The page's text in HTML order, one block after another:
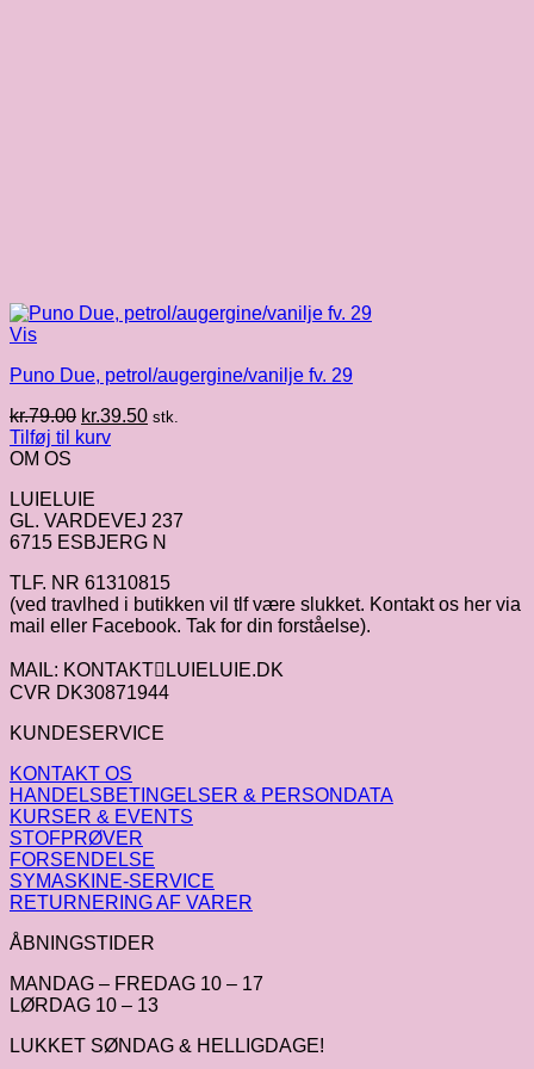
Vis
Puno Due, petrol/augergine/vanilje fv. 29
kr.79.00 Den
oprindelige
kr.79.00.
kr.39.50Den
stk.
Tilføj til kurv
OM OS
LUIELUIE
GL. VARDEVEJ 237
6715 ESBJERG N
TLF. NR 61310815
(ved travlhed i butikken vil tlf være slukket. Kontakt os her via
mail eller Facebook. Tak for din forståelse).
MAIL: KONTAKTLUIELUIE.DK
CVR DK30871944
KUNDESERVICE
KONTAKT OS
HANDELSBETINGELSER & PERSONDATA
KURSER & EVENTS
STOFPRØVER
FORSENDELSE
SYMASKINE-SERVICE
RETURNERING AF VARER
ÅBNINGSTIDER
MANDAG – FREDAG 10 – 17
LØRDAG 10 – 13
LUKKET SØNDAG & HELLIGDAGE!